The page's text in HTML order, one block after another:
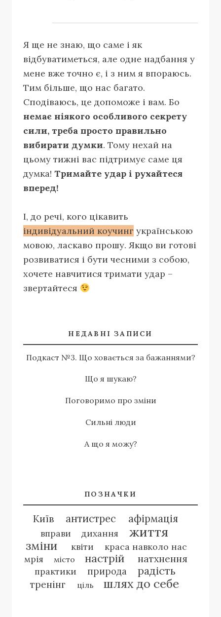
Я ще не знаю, що саме і як
відбуватиметься, але одне надбання у
мене вже точно є, і з ним я впораюсь.
Тим більше, що нас багато.
Сподіваюсь, це допоможе і вам. Бо
немає ніякого особливого секрету
сили, треба просто правильно
вибирати думки. Тому нехай на
цьому тижні вас підтримує саме ця
думка!Тримайте удар і рухайтеся
вперед!
І, до речі, кого цікавить
індивідуальний коучинг українською
мовою, ласкаво прошу. Якщо ви готові
розвиватися і бути чесними з собою,
хочете навчитися тримати удар –
звертайтеся
НЕДАВНІ ЗАПИСИ
Подкаст №3. Що ховається за бажаннями?
Що я шукаю?
Поговоримо про зміни
Сильні люди
А що я можу?
ПОЗНАЧКИ
Київ антистрес афірмація
вправи дихання життя
зміни квіти
краса навколо нас
мрія
місто настрій натхнення
практики природа радість
тренінг ціль шлях до себе